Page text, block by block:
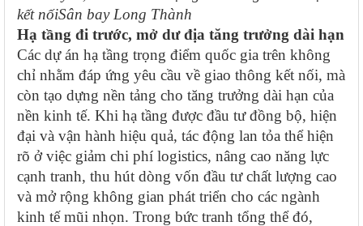
kết nốiSân bay Long Thành
Hạ tầng đi trước, mở dư địa tăng trưởng dài hạn
Các dự án hạ tầng trọng điểm quốc gia trên không
chỉ nhằm đáp ứng yêu cầu về giao thông kết nối, mà
còn tạo dựng nền tảng cho tăng trưởng dài hạn của
nền kinh tế. Khi hạ tầng được đầu tư đồng bộ, hiện
đại và vận hành hiệu quả, tác động lan tỏa thể hiện
rõ ở việc giảm chi phí logistics, nâng cao năng lực
cạnh tranh, thu hút dòng vốn đầu tư chất lượng cao
và mở rộng không gian phát triển cho các ngành
kinh tế mũi nhọn. Trong bức tranh tổng thể đó,